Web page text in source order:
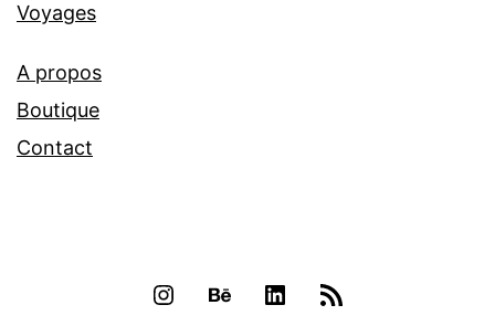
Voyages
A propos
Boutique
Contact
INSTAGRAM
BEHANCELINKEDIN